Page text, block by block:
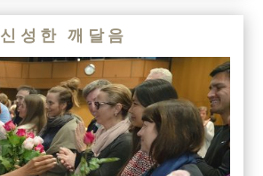
신성한 깨달음